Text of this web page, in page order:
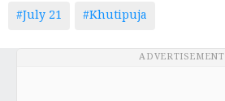
#July 21
#Khutipuja
ADVERTISEMENT